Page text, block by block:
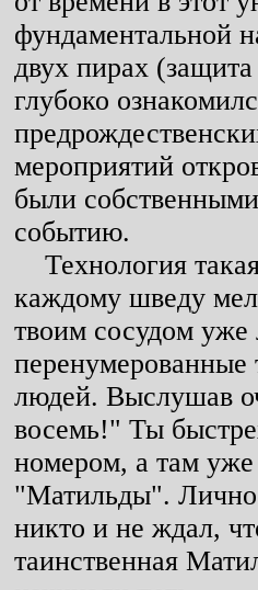
фундаментальной
двух пирах
глубоко
мероприятий
были
событию.
Технология
каждому шведу
твоим сосудом уже
перенумерованные
людей. Выслушав
восемь!" Ты
номером, а там уже
"Матильды". Лично
никто и не ждал,
таинственная